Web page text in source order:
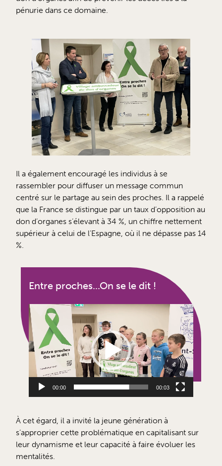
pénurie dans ce domaine.
Il a également encouragé les individus à se
rassembler pour diffuser un message commun
centré sur le partage au sein des proches. Il a rappelé
que la France se distingue par un taux d’opposition au
don d’organes s’élevant à 34 %, un chiffre nettement
supérieur à celui de l’Espagne, où il ne dépasse pas 14
%.
Entre proches...On se le dit !
Lecteur
vidéo
00:00 00:03
À cet égard, il a invité la jeune génération à
s’approprier cette problématique en capitalisant sur
leur dynamisme et leur capacité à faire évoluer les
mentalités.